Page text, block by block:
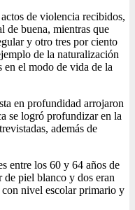
de violencia recibidos,
de buena, mientras que
y otro tres por ciento
de la naturalización
en el modo de vida de la
en profundidad arrojaron
se logró profundizar en la
además de
entre los 60 y 64 años de
de piel blanco y dos eran
con nivel escolar primario y